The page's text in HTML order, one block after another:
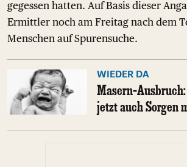
gegessen hatten. Auf Basis dieser
Ermittler noch am Freitag nach dem
Menschen auf Spurensuche.
WIEDER DA
Masern-
jetzt auch Sorgen